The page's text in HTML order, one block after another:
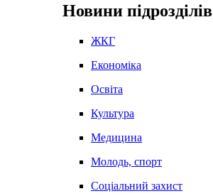
Новини підрозділів
ЖКГ
Економіка
Освіта
Культура
Медицина
Молодь, спорт
Соціальний захист